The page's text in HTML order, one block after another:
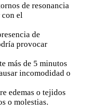
de resonancia
el
de
provocar
más de 5 minutos
incomodidad o
edemas o tejidos
o molestias.